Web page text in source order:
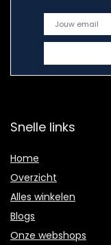
Snelle links
Home
Overzicht
Alles winkelen
Blogs
Onze webshops